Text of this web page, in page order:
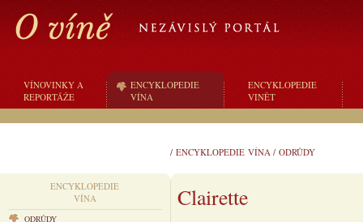
VÍNOVINKY A
REPORTÁŽE
ENCYKLOPEDIE
VÍNA
ENCYKLOPEDIE
VINĚT
/ ENCYKLOPEDIE VÍNA / ODRŮDY
ENCYKLOPEDIE
VÍNA
ODRŮDY
Clairette